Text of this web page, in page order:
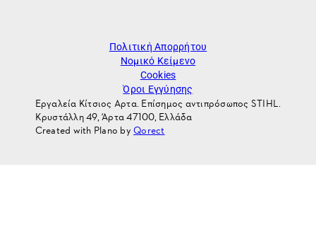
Πολιτική Απορρήτου
Νομικό Κείμενο
Cookies
Όροι Εγγύησης
Εργαλεία Κίτσιος Αρτα. Επίσημος αντιπρόσωπος STIHL.
Κρυστάλλη 49, Άρτα 47100, Ελλάδα
Created with Plano byQorect